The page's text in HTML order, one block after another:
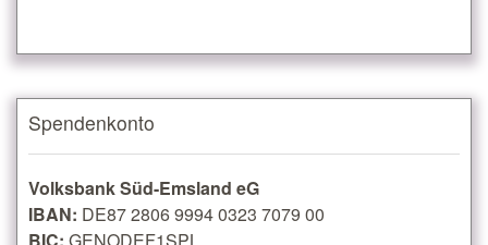
Spendenkonto
Volksbank Süd-Emsland eG
IBAN: DE87 2806 9994 0323 7079 00